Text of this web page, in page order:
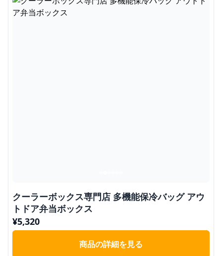
クーラーボックス専門店 多機能保冷バッグ アウ
トドア弁当ボックス
¥5,320
商品の詳細を見る